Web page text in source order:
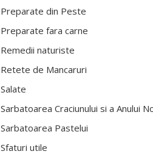
Preparate din Peste
Preparate fara carne
Remedii naturiste
Retete de Mancaruri
Salate
Sarbatoarea Craciunului si a Anului
Sarbatoarea Pastelui
Sfaturi utile